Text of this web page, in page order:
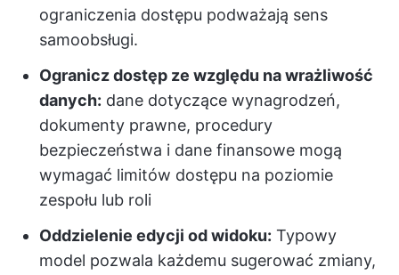
ograniczenia dostępu podważają sens
samoobsługi.
Ogranicz dostęp ze względu na wrażliwość
danych: dane dotyczące wynagrodzeń,
dokumenty prawne, procedury
bezpieczeństwa i dane finansowe mogą
wymagać limitów dostępu na poziomie
zespołu lub roli
Oddzielenie edycji od widoku: Typowy
model pozwala każdemu sugerować zmiany,